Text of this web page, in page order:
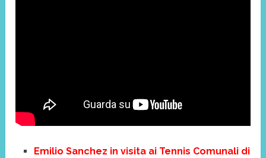
Emilio Sanchez in visita ai Tennis Comunali di